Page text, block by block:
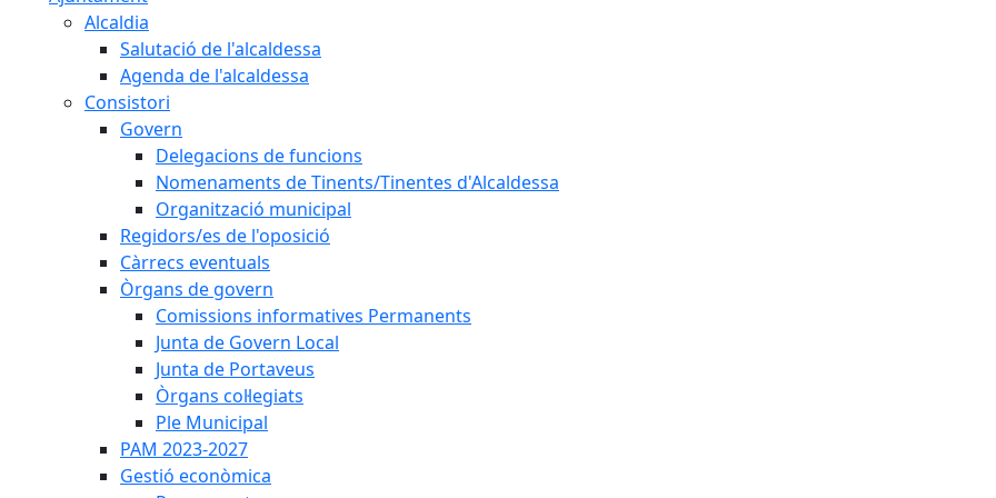
Alcaldia
Salutació de l'alcaldessa
Agenda de l'alcaldessa
Consistori
Govern
Delegacions de funcions
Nomenaments de Tinents/Tinentes d'Alcaldessa
Organització municipal
Regidors/es de l'oposició
Càrrecs eventuals
Òrgans de govern
Comissions informatives Permanents
Junta de Govern Local
Junta de Portaveus
Òrgans col·legiats
Ple Municipal
PAM 2023-2027
Gestió econòmica